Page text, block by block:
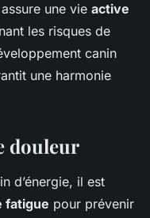
une vie active
les risques de
canin
une harmonie
douleur
d’énergie, il est
fatigue pour prévenir